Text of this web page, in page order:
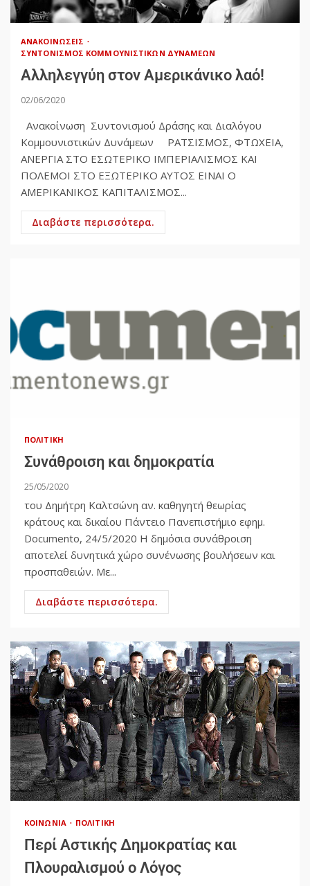
ΑΝΑΚΟΙΝΏΣΕΙΣ
ΣΥΝΤΟΝΙΣΜΌΣ ΚΟΜΜΟΥΝΙΣΤΙΚΏΝ ΔΥΝΆΜΕΩΝ
Αλληλεγγύη στον Αμερικάνικο λαό!
02/06/2020
Ανακοίνωση Συντονισμού Δράσης και Διαλόγου
Κομμουνιστικών Δυνάμεων ΡΑΤΣΙΣΜΟΣ, ΦΤΩΧΕΙΑ,
ΑΝΕΡΓΙΑ ΣΤΟ ΕΣΩΤΕΡΙΚΟ ΙΜΠΕΡΙΑΛΙΣΜΟΣ ΚΑΙ
ΠΟΛΕΜΟΙ ΣΤΟ ΕΞΩΤΕΡΙΚΟ ΑΥΤΟΣ ΕΙΝΑΙ Ο
ΑΜΕΡΙΚΑΝΙΚΟΣ ΚΑΠΙΤΑΛΙΣΜΟΣ...
Διαβάστε περισσότερα.
ΠΟΛΙΤΙΚΉ
Συνάθροιση και δημοκρατία
25/05/2020
του Δημήτρη Καλτσώνη αν. καθηγητή θεωρίας
κράτους και δικαίου Πάντειο Πανεπιστήμιο εφημ.
Documento, 24/5/2020 Η δημόσια συνάθροιση
αποτελεί δυνητικά χώρο συνένωσης βουλήσεων και
προσπαθειών. Με...
Διαβάστε περισσότερα.
ΚΟΙΝΩΝΊΑ ΠΟΛΙΤΙΚΉ
Περί Αστικής Δημοκρατίας και
Πλουραλισμού o Λόγος